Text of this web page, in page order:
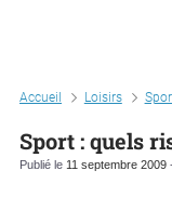
Accueil Loisirs
Sport : quels
Publié le 11 septembre 2009